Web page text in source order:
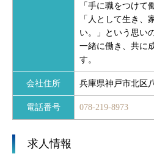
「手に職をつけて
「人として生き、
い。」という思い
一緒に働き、共に
す。
会社住所 兵庫県神戸市北区
電話番号 078-219-8973
求人情報